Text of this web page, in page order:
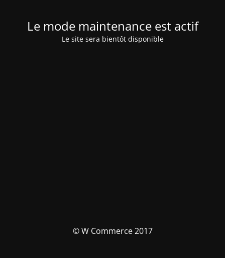
Le mode maintenance est actif
Le site sera bientôt disponible
© W Commerce 2017